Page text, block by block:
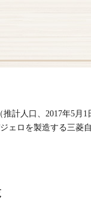
計人口、2017年5月1
ェロを製造する三菱